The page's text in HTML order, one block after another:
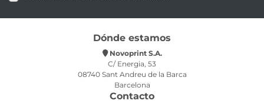
Dónde estamos
Novoprint S.A.
C/ Energia, 53
08740 Sant Andreu de la Barca
Barcelona
Contacto